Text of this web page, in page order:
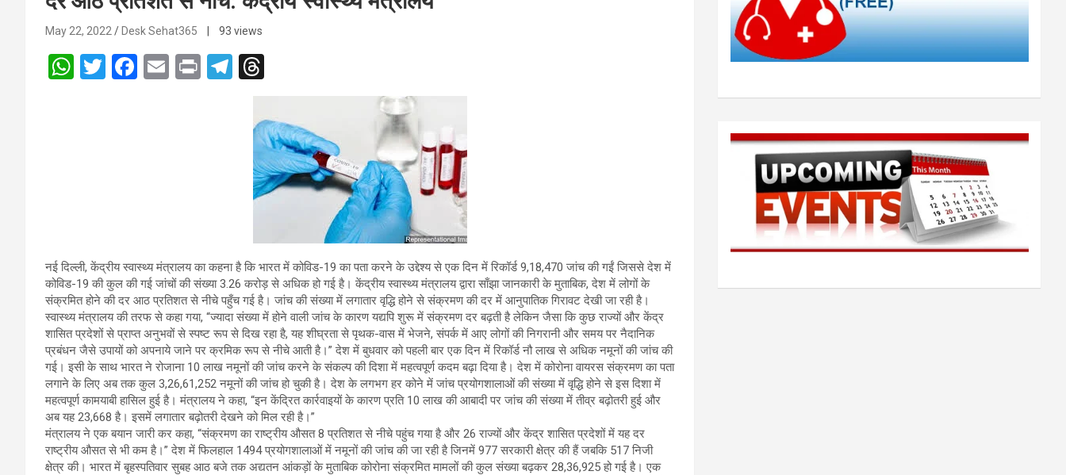
May 22, 2022 Desk Sehat365 | 93 views
W T
F
E
Pr T
gr
m
e
a
d
s
नई दिल्ली, केंद्रीय स्वास्थ्य मंत्रालय का कहना है कि भारत में कोविड-19 का पता करने के उद्देश्य से एक दिन में रिकॉर्ड 9,18,470 जांच की गईं जिससे देश में
कोविड-19 की कुल की गई जांचों की संख्या 3.26 करोड़ से अधिक हो गई है। केंद्रीय स्वास्थ्य मंत्रालय द्वारा साँझा जानकारी के मुताबिक, देश में लोगों के
संक्रमित होने की दर आठ प्रतिशत से नीचे पहुँच गई है। जांच की संख्या में लगातार वृद्धि होने से संक्रमण की दर में आनुपातिक गिरावट देखी जा रही है।
स्वास्थ्य मंत्रालय की तरफ से कहा गया, “ज्यादा संख्या में होने वाली जांच के कारण यद्यपि शुरू में संक्रमण दर बढ़ती है लेकिन जैसा कि कुछ राज्यों और केंद्र
शासित प्रदेशों से प्राप्त अनुभवों से स्पष्ट रूप से दिख रहा है, यह शीघ्रता से पृथक-वास में भेजने, संपर्क में आए लोगों की निगरानी और समय पर नैदानिक
प्रबंधन जैसे उपायों को अपनाये जाने पर क्रमिक रूप से नीचे आती है।” देश में बुधवार को पहली बार एक दिन में रिकॉर्ड नौ लाख से अधिक नमूनों की जांच की
गई। इसी के साथ भारत ने रोजाना 10 लाख नमूनों की जांच करने के संकल्प की दिशा में महत्वपूर्ण कदम बढ़ा दिया है। देश में कोरोना वायरस संक्रमण का पता
लगाने के लिए अब तक कुल 3,26,61,252 नमूनों की जांच हो चुकी है। देश के लगभग हर कोने में जांच प्रयोगशालाओं की संख्या में वृद्धि होने से इस दिशा में
महत्वपूर्ण कामयाबी हासिल हुई है। मंत्रालय ने कहा, “इन केंद्रित कार्रवाइयों के कारण प्रति 10 लाख की आबादी पर जांच की संख्या में तीव्र बढ़ोतरी हुई और
अब यह 23,668 है। इसमें लगातार बढ़ोतरी देखने को मिल रही है।”
मंत्रालय ने एक बयान जारी कर कहा, “संक्रमण का राष्ट्रीय औसत 8 प्रतिशत से नीचे पहुंच गया है और 26 राज्यों और केंद्र शासित प्रदेशों में यह दर
राष्ट्रीय औसत से भी कम है।” देश में फिलहाल 1494 प्रयोगशालाओं में नमूनों की जांच की जा रही है जिनमें 977 सरकारी क्षेत्र की हैं जबकि 517 निजी
क्षेत्र की। भारत में बृहस्पतिवार सुबह आठ बजे तक अद्यतन आंकड़ों के मुताबिक कोरोना संक्रमित मामलों की कुल संख्या बढ़कर 28,36,925 हो गई है। एक